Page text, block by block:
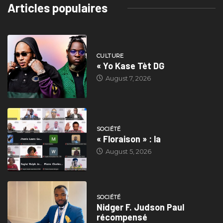
Articles populaires
CULTURE
« Yo Kase Tèt DG
August 7, 2026
SOCIÉTÉ
« Floraison » : la
August 5, 2026
SOCIÉTÉ
Nidger F. Judson Paul
récompensé